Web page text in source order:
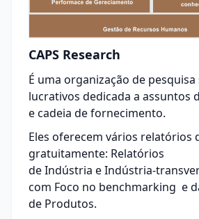
CAPS Research
É uma organização de
lucrativos dedicada a assuntos
e cadeia de fornecimento.
Eles oferecem vários relatórios
gratuitamente: Relatórios
de Indústria e Indústria-
com Foco no benchmarking e
de Produtos.